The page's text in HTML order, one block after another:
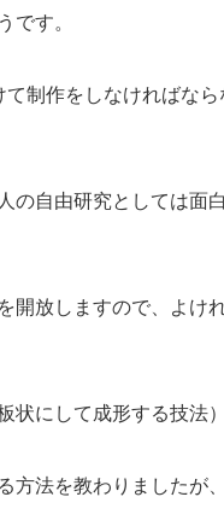
です。
制作をしなければな
の自由研究としては面
開放しますので、よけ
にして成形する技法
法を教わりましたが